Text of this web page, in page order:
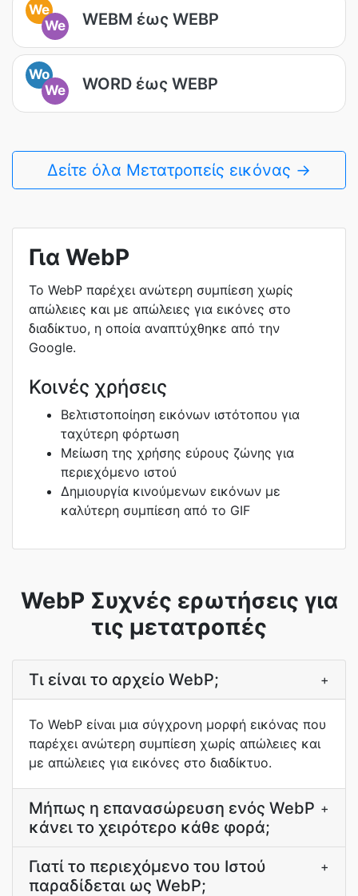
We
We
WEBM έως WEBP
Wo
We
WORD έως WEBP
Δείτε όλα Μετατροπείς εικόνας →
Για WebP
Το WebP παρέχει ανώτερη συμπίεση χωρίς
απώλειες και με απώλειες για εικόνες στο
διαδίκτυο, η οποία αναπτύχθηκε από την
Google.
Κοινές χρήσεις
Βελτιστοποίηση εικόνων ιστότοπου για
ταχύτερη φόρτωση
Μείωση της χρήσης εύρους ζώνης για
περιεχόμενο ιστού
Δημιουργία κινούμενων εικόνων με
καλύτερη συμπίεση από το GIF
WebP Συχνές ερωτήσεις για
τις μετατροπές
Τι είναι το αρχείο WebP; +
Το WebP είναι μια σύγχρονη μορφή εικόνας που
παρέχει ανώτερη συμπίεση χωρίς απώλειες και
με απώλειες για εικόνες στο διαδίκτυο.
Μήπως η επανασώρευση ενός WebP
κάνει το χειρότερο κάθε φορά;
+
Γιατί το περιεχόμενο του Ιστού
παραδίδεται ως WebP;
+